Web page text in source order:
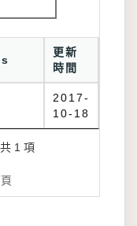
更新
時間
2017-
10-18
1 項